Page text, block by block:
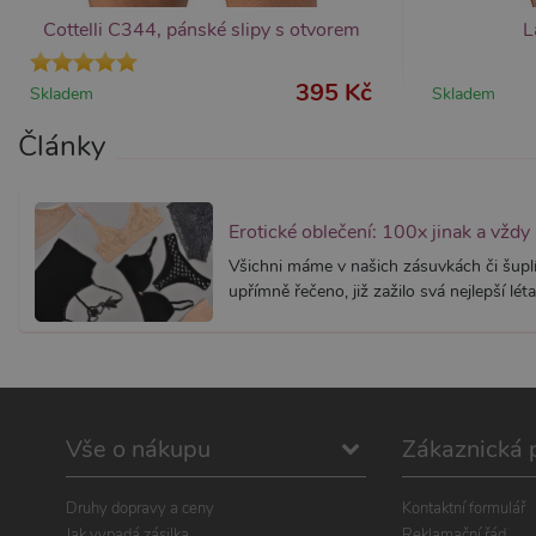
Cottelli C344, pánské slipy s otvorem
Skladem 395 Kč Skladem
Články
Erotické oblečení: 100x jinak a
Všichni máme v našich zásuvkách či
upřímně řečeno, již zažilo svá nejlepší
Vše o nákupu
Druhy dopravy a ceny
Zákaznická
Kontaktní formulář